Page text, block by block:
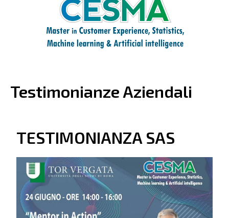
Testimonianze Aziendali
TESTIMONIANZA SAS